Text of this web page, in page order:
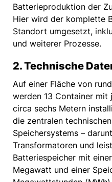
Batterieproduktion der
Hier wird der komplette
Standort umgesetzt,
und weiterer Prozesse.
2. Technische
Auf einer Fläche von
werden 13 Container mit
circa sechs Metern
die zentralen
Speichersystems –
Transformatoren und
Batteriespeicher mit
Megawatt und einer